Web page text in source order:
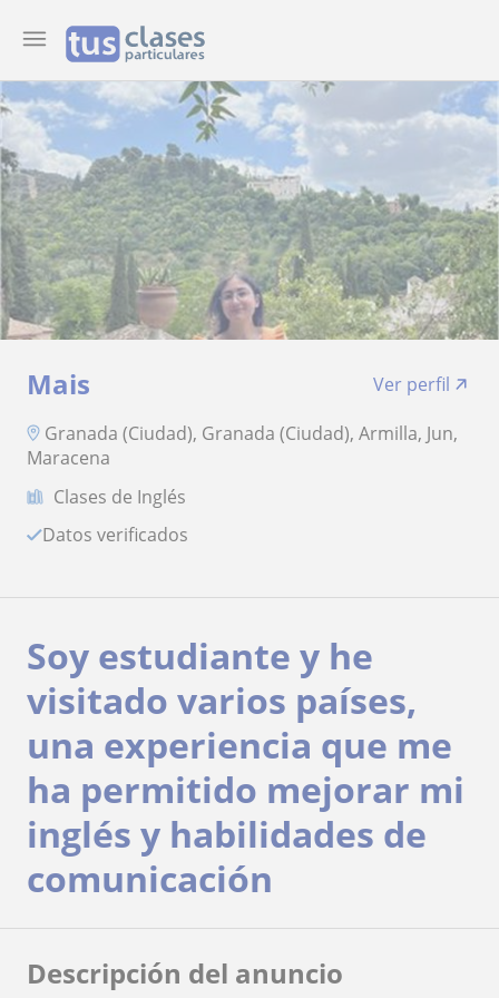
Mais
Ver perfil
Granada (Ciudad), Granada (Ciudad), Armilla, Jun,
Maracena
Clases de Inglés
Datos verificados
Soy estudiante y he
visitado varios países,
una experiencia que me
ha permitido mejorar mi
inglés y habilidades de
comunicación
Descripción del anuncio